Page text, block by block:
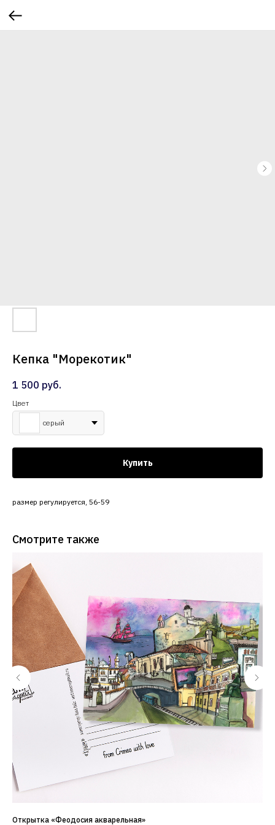
Кепка "Морекотик"
1 500 руб.
Цвет
серый
Купить
размер регулируется, 56-59
Смотрите также
Открытка «Феодосия акварельная»